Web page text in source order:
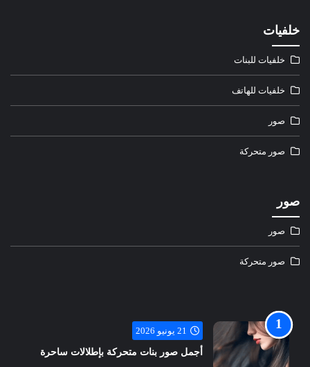
خلفيات
خلفيات للبنات
خلفيات للهاتف
صور
صور متحركة
صور
صور
صور متحركة
21 يونيو 2026
أجمل صور بنات متحركة بإطلالات ساحرة